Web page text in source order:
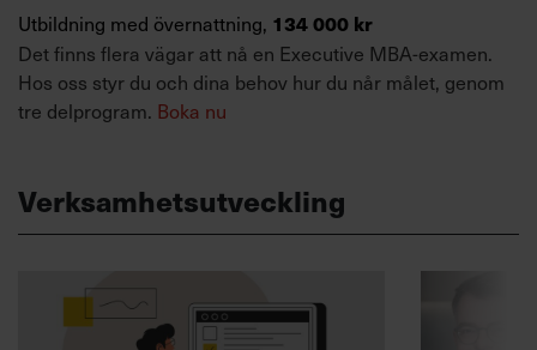
Utbildning med övernattning, 134 000 kr
Det finns flera vägar att nå en Executive MBA-examen.
Hos oss styr du och dina behov hur du når målet, genom
tre delprogram. Boka nu
Verksamhetsutveckling